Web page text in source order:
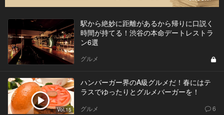
駅から絶妙に距離があるから帰りに口説く
時間が持てる！渋谷の本命デートレストラ
ン6選
グルメ
Vol.15
ハンバーガー界のA級グルメだ！春にはテ
ラスでゆったりとグルメバーガーを！
グルメ 6